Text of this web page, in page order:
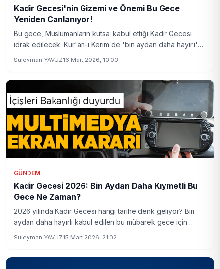
Kadir Gecesi'nin Gizemi ve Önemi Bu Gece
Yeniden Canlanıyor!
Bu gece, Müslümanların kutsal kabul ettiği Kadir Gecesi
idrak edilecek. Kur'an-ı Kerim'de 'bin aydan daha hayırlı'
anlamlar taşıyor.
Süleyman YAVUZ16 Mart 2026, 13:03
GÜNDEM
Kadir Gecesi 2026: Bin Aydan Daha Kıymetli Bu
Gece Ne Zaman?
2026 yılında Kadir Gecesi hangi tarihe denk geliyor? Bin
aydan daha hayırlı kabul edilen bu mübarek gece için
tüm detaylar.
Süleyman YAVUZ15 Mart 2026, 21:02